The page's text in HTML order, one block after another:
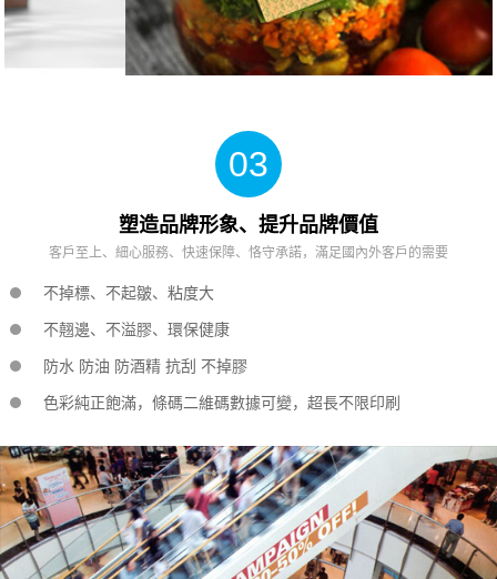
03
塑造品牌形象、提升品牌價值
客戶至上、細心服務、快速保障、恪守承諾，滿足國內外客戶的需要
不掉標、不起皺、粘度大
不翹邊、不溢膠、環保健康
防水 防油 防酒精 抗刮 不掉膠
色彩純正飽滿，條碼二維碼數據可變，超長不限印刷